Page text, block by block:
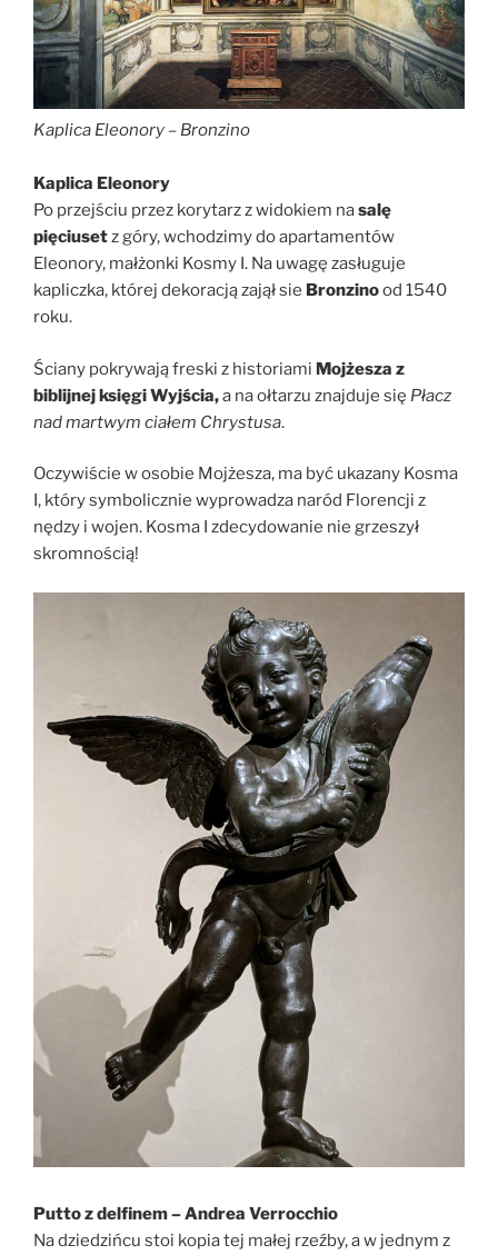
Kaplica Eleonory – Bronzino
Kaplica Eleonory
Po przejściu przez korytarz z widokiem nasalę
pięciusetz góry, wchodzimy do apartamentów
Eleonory, małżonki Kosmy I. Na uwagę zasługuje
kapliczka, której dekoracją zajął sie Bronzinood 1540
roku.
Ściany pokrywają freski z historiami Mojżesza z
biblijnej księgi Wyjścia,a na ołtarzu znajduje się Płacz
nad martwym ciałem Chrystusa.
Oczywiście w osobie Mojżesza, ma być ukazany Kosma
I, który symbolicznie wyprowadza naród Florencji z
nędzy i wojen. Kosma I zdecydowanie nie grzeszył
skromnością!
Putto z delfinem – Andrea Verrocchio
Na dziedzińcu stoi kopia tej małej rzeźby, a w jednym z